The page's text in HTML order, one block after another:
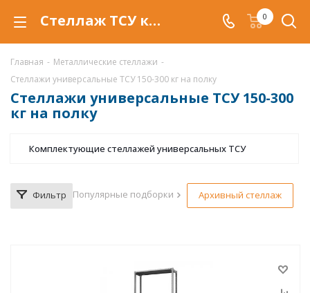
Стеллаж ТСУ купить по низкой цене в Тюмени, продажа металлических стеллажей ТСУ со скидкой 0
Главная - Металлические стеллажи -
Стеллажи универсальные ТСУ 150-300 кг на полку
Стеллажи универсальные ТСУ 150-300
кг на полку
Комплектующие стеллажей универсальных ТСУ
Фильтр Популярные подборки Архивный стеллаж